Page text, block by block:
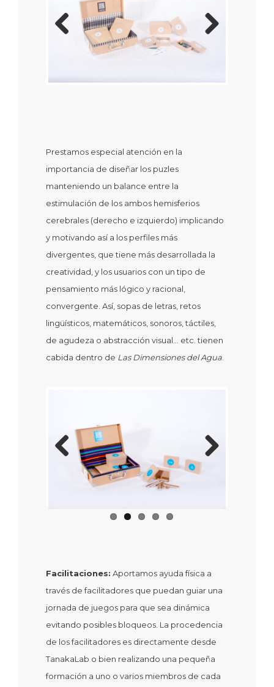
Prestamos especial atención en la
importancia de diseñar los puzles
manteniendo un balance entre la
estimulación de los ambos hemisferios
cerebrales (derecho e izquierdo) implicando
y motivando así a los perfiles más
divergentes, que tiene más desarrollada la
creatividad, y los usuarios con un tipo de
pensamiento más lógico y racional,
convergente. Así, sopas de letras, retos
lingüísticos, matemáticos, sonoros, táctiles,
de agudeza o abstracción visual… etc. tienen
cabida dentro de Las Dimensiones del Agua
Previous
Facilitaciones: Aportamos ayuda física a
través de facilitadores que puedan guiar una
jornada de juegos para que sea dinámica
evitando posibles bloqueos. La procedencia
de los facilitadores es directamente desde
TanakaLab o bien realizando una pequeña
formación a uno o varios miembros de cada